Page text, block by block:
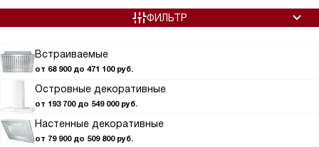
Встраиваемые
от 68 900 до 471 100 руб.
Островные декоративные
от 193 700 до 549 000 руб.
Настенные декоративные
от 79 900 до 509 800 руб.
ФИЛЬТР